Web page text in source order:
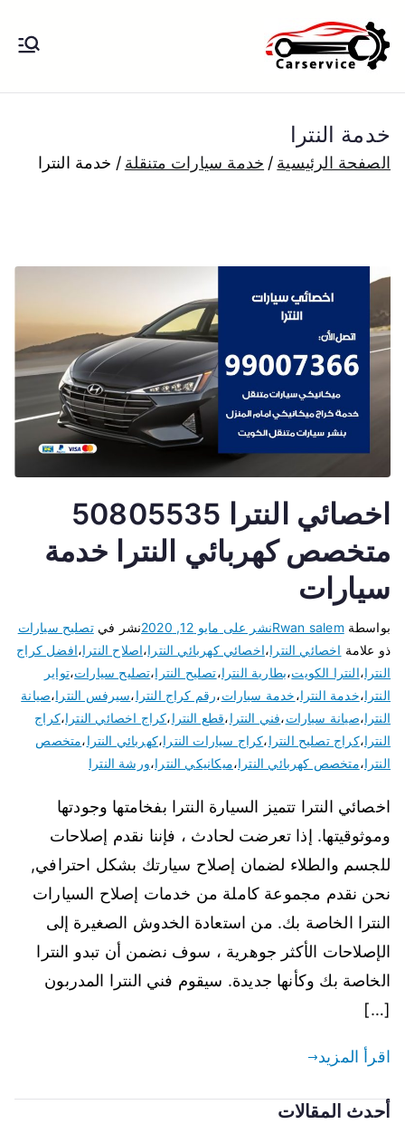
إلى
المحتوى
بنشر متنقل الكويت كهرباء وبنشر تبديل
خدمة النترا
الصفحة الرئيسية خدمة سيارات متنقلة خدمة النترا
اخصائي النترا 50805535
متخصص كهربائي النترا خدمة
سيارات
بواسطة Rwan salemنشر على مايو 12, 2020 نشر فيتصليح سيارات
ذو علامة اخصائي النترا،اخصائي كهربائي النترا،اصلاح النترا،افضل كراج
النترا،النترا الكويت،بطارية النترا،تصليح النترا،تصليح سيارات،تواير
النترا،خدمة النترا،خدمة سيارات،رقم كراج النترا،سيرفس النترا،صيانة
النترا،صيانة سيارات،فني النترا،قطع النترا،كراج اخصائي النترا،كراج
النترا،كراج تصليح النترا،كراج سيارات النترا،كهربائي النترا،متخصص
النترا،متخصص كهربائي النترا،ميكانيكي النترا،ورشة النترا
اخصائي النترا تتميز السيارة النترا بفخامتها وجودتها
وموثوقيتها. إذا تعرضت لحادث ، فإننا نقدم إصلاحات
للجسم والطلاء لضمان إصلاح سيارتك بشكل احترافي,
نحن نقدم مجموعة كاملة من خدمات إصلاح السيارات
النترا الخاصة بك. من استعادة الخدوش الصغيرة إلى
الإصلاحات الأكثر جوهرية ، سوف نضمن أن تبدو النترا
الخاصة بك وكأنها جديدة. سيقوم فني النترا المدربون
[…]
اقرأ المزيد
أحدث المقالات